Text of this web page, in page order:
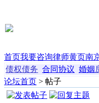
首页我要咨询律师黄页南
债权债务 合同协议 婚姻
论坛首页 > 帖子